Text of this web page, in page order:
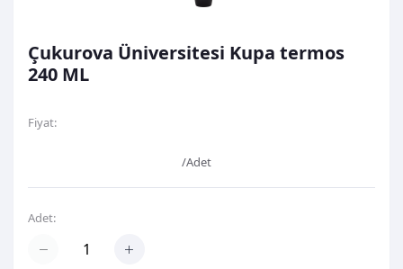
Çukurova Üniversitesi Kupa termos
240 ML
Fiyat:
/Adet
Adet: